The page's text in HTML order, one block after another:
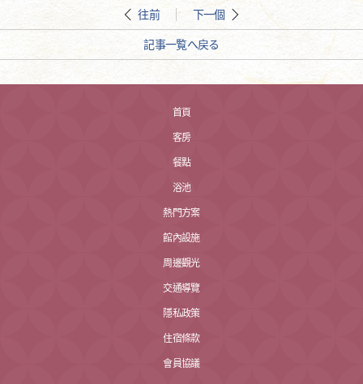
往前 下一個
記事一覧へ戻る
首頁
客房
餐點
浴池
熱門方案
館內設施
周邊觀光
交通導覽
隱私政策
住宿條款
會員協議